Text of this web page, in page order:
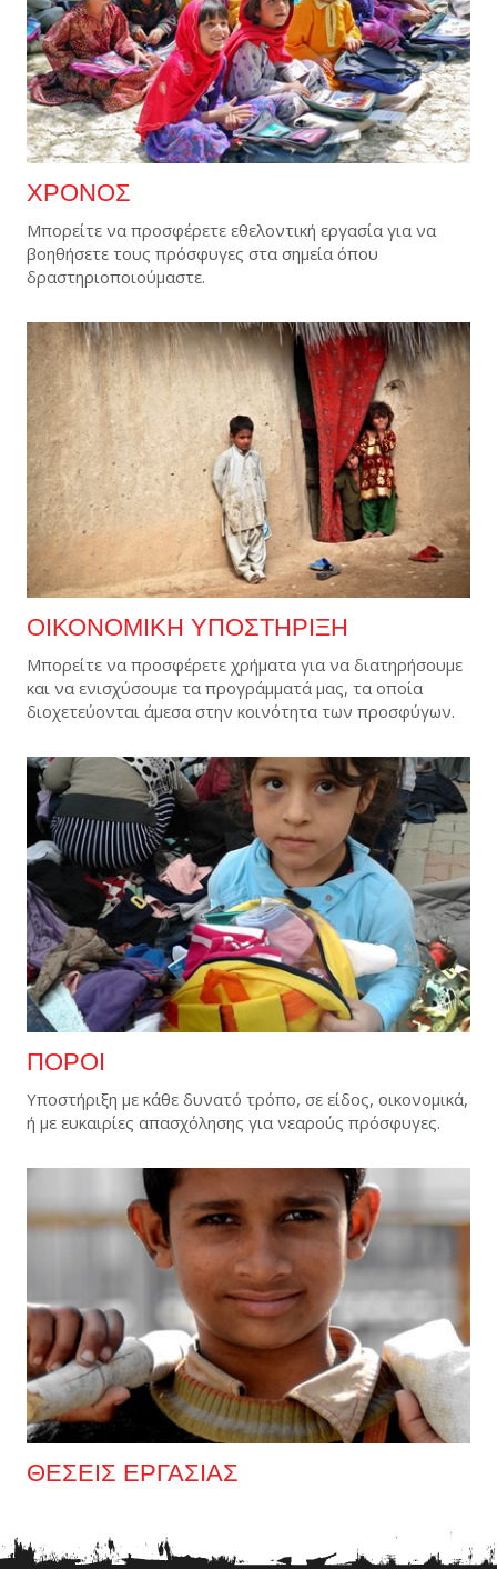
ΧΡΟΝΟΣ
Μπορείτε να προσφέρετε εθελοντική εργασία για να
βοηθήσετε τους πρόσφυγες στα σημεία όπου
δραστηριοποιούμαστε.
ΟΙΚΟΝΟΜΙΚΗ ΥΠΟΣΤΗΡΙΞΗ
Μπορείτε να προσφέρετε χρήματα για να διατηρήσουμε
και να ενισχύσουμε τα προγράμματά μας, τα οποία
διοχετεύονται άμεσα στην κοινότητα των προσφύγων.
ΠΟΡΟΙ
Υποστήριξη με κάθε δυνατό τρόπο, σε είδος, οικονομικά,
ή με ευκαιρίες απασχόλησης για νεαρούς πρόσφυγες.
ΘΕΣΕΙΣ ΕΡΓΑΣΙΑΣ